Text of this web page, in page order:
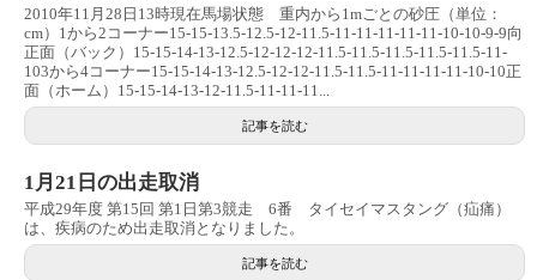
2010年11月28日13時現在馬場状態 重内から1mごとの砂圧（単位：
cm）1から2コーナー15-15-13.5-12.5-12-11.5-11-11-11-11-11-10-10-9-9向
正面（バック）15-15-14-13-12.5-12-12-12-11.5-11.5-11.5-11.5-11.5-11-
103から4コーナー15-15-14-13-12.5-12-12-11.5-11.5-11-11-11-11-10-10正
面（ホーム）15-15-14-13-12-11.5-11-11-11...
記事を読む
1月21日の出走取消
平成29年度 第15回 第1日第3競走 6番 タイセイマスタング（疝痛）
は、疾病のため出走取消となりました。
記事を読む